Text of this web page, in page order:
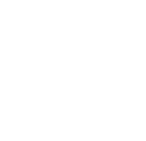
Bamischijf 4st